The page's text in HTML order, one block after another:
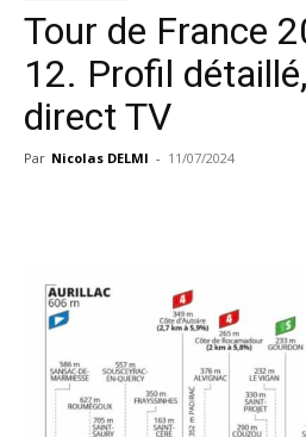
Tour de France
12. Profil
direct TV
Par Nicolas DELMI - 11/07/2024